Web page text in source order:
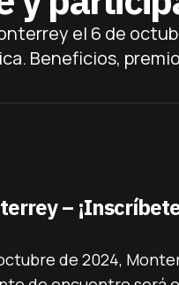
el 6 de
Beneficios,
–
de 2024,